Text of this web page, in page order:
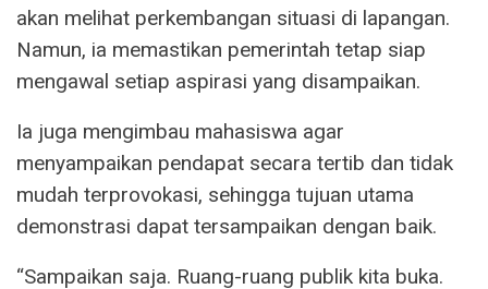
akan melihat perkembangan situasi di lapangan.
Namun, ia memastikan pemerintah tetap siap
mengawal setiap aspirasi yang disampaikan.
Ia juga mengimbau mahasiswa agar
menyampaikan pendapat secara tertib dan tidak
mudah terprovokasi, sehingga tujuan utama
demonstrasi dapat tersampaikan dengan baik.
“Sampaikan saja. Ruang-ruang publik kita buka.